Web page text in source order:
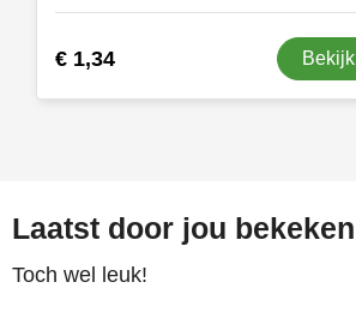
€ 1,34 Bekijk
Laatst door jou bekeken
Toch wel leuk!